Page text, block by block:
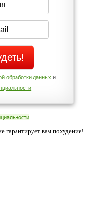
Нет
cookies. Оставаясь с